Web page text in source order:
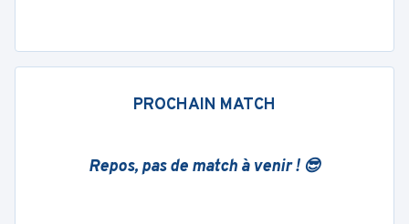
PROCHAIN MATCH
Repos, pas de match à venir ! 😎